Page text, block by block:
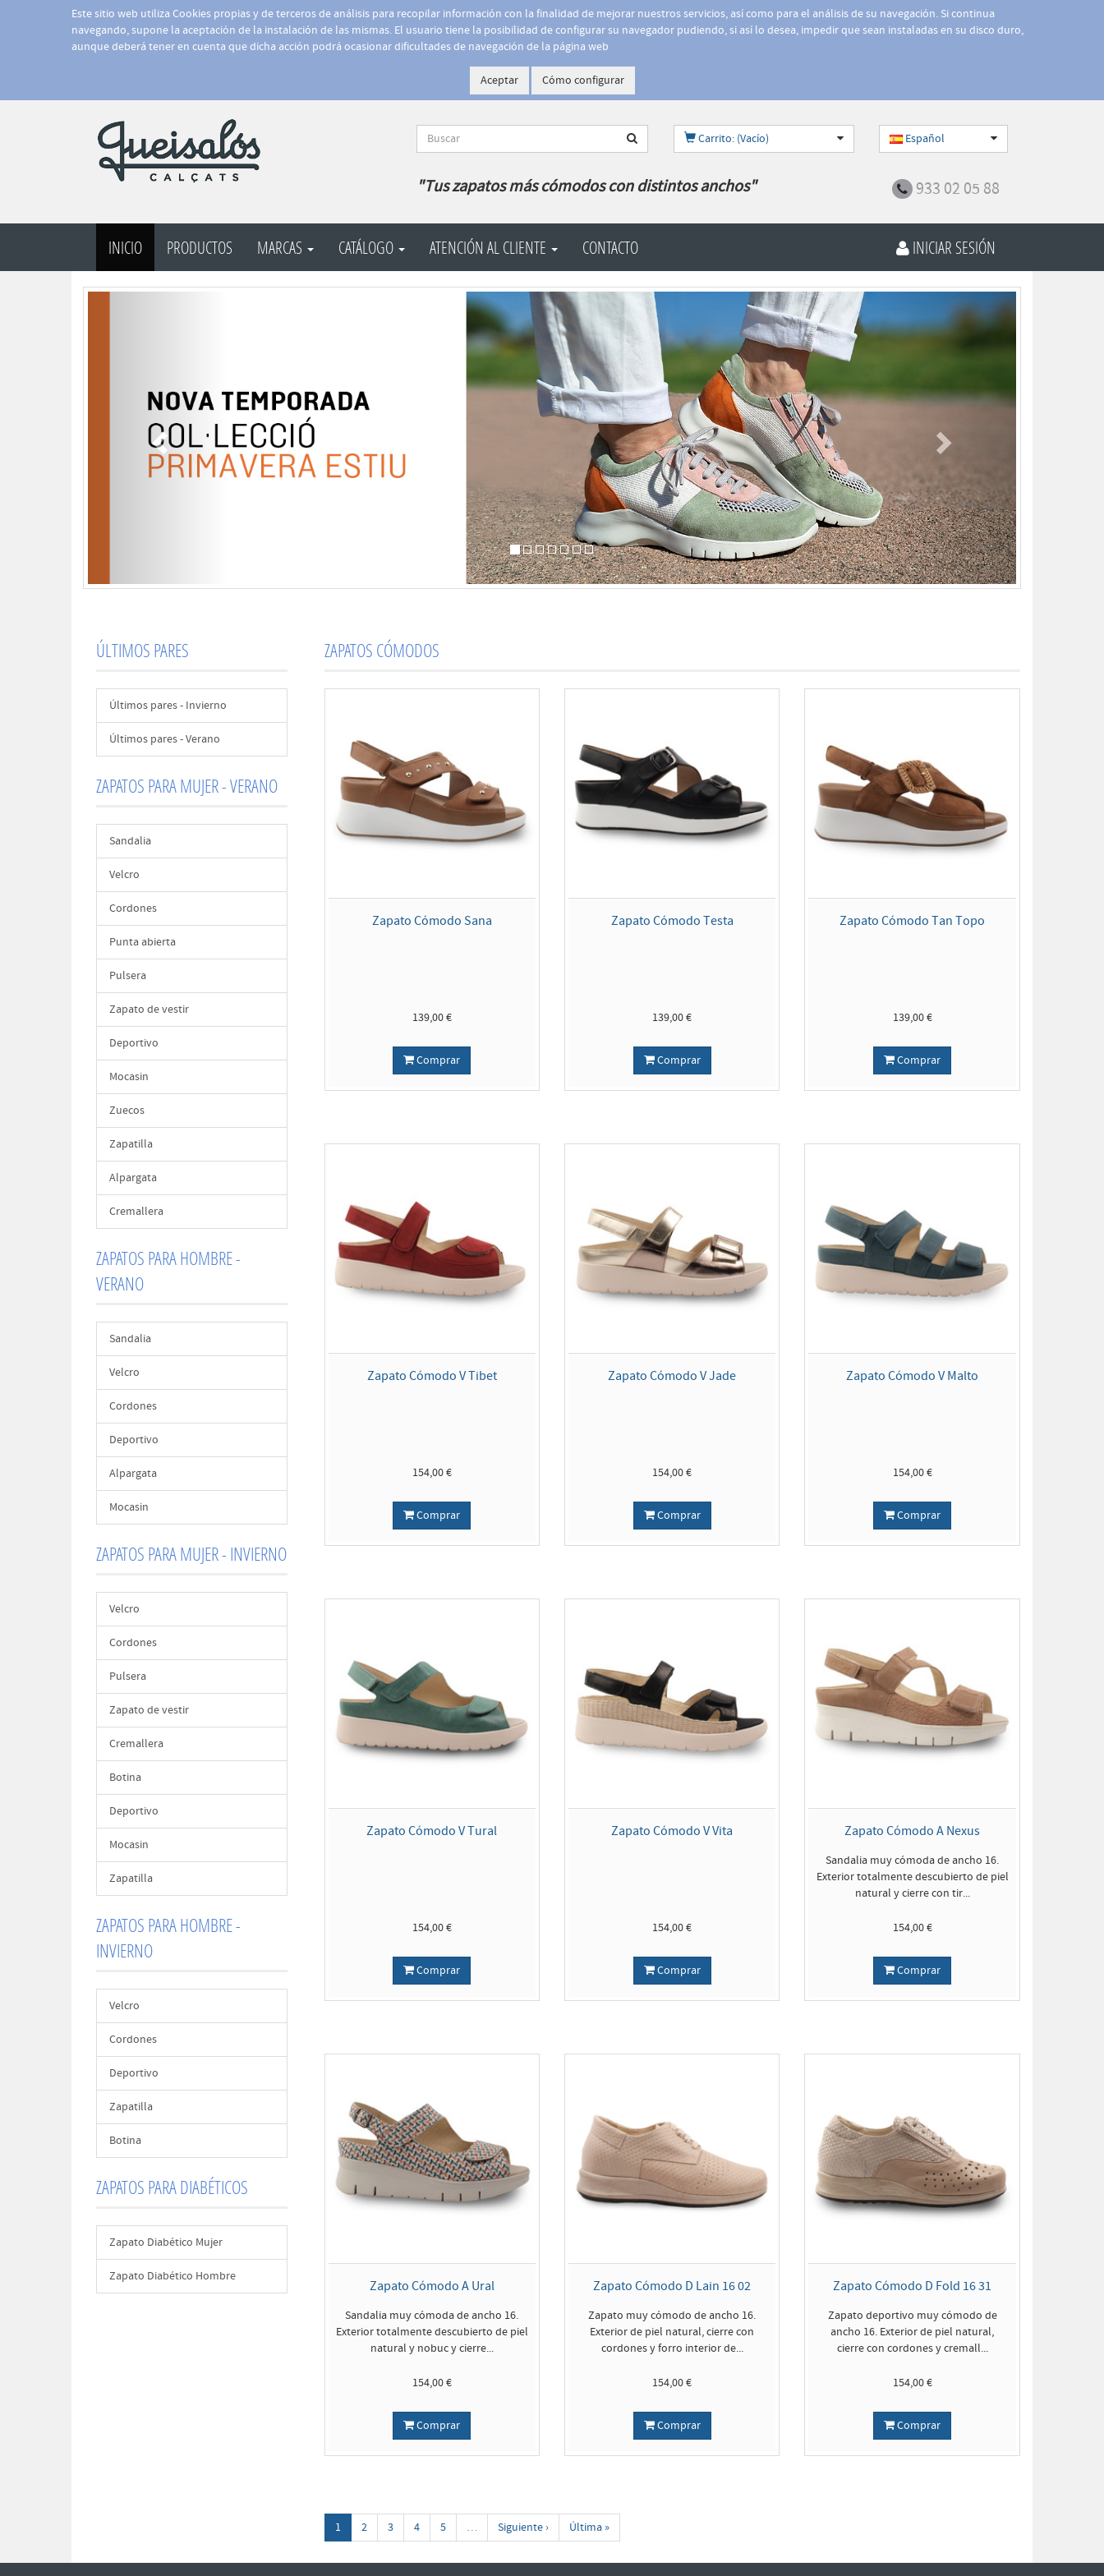
Este sitio web utiliza Cookies propias y de terceros de análisis para recopilar información con la finalidad de mejorar nuestros servicios, así como para el análisis de su navegación. Si continua
navegando, supone la aceptación de la instalación de las mismas. El usuario tiene la posibilidad de configurar su navegador pudiendo, si así lo desea, impedir que sean instaladas en su disco duro,
aunque deberá tener en cuenta que dicha acción podrá ocasionar dificultades de navegación de la página web
Aceptar Cómo configurar
Carrito: (Vacío) Español
"Tus zapatos más cómodos con distintos anchos" 933 02 05 88
INICIO PRODUCTOS MARCAS CATÁLOGO ATENCIÓN AL CLIENTE CONTACTO INICIAR SESIÓN
Siguiente
ÚLTIMOS PARES
Últimos pares - Invierno
Últimos pares - Verano
ZAPATOS PARA MUJER - VERANO
Sandalia
Velcro
Cordones
Punta abierta
Pulsera
Zapato de vestir
Deportivo
Mocasin
Zuecos
Zapatilla
Alpargata
Cremallera
ZAPATOS PARA HOMBRE -
VERANO
Sandalia
Velcro
Cordones
Deportivo
Alpargata
Mocasin
ZAPATOS PARA MUJER - INVIERNO
Velcro
Cordones
Pulsera
Zapato de vestir
Cremallera
Botina
Deportivo
Mocasin
Zapatilla
ZAPATOS PARA HOMBRE -
INVIERNO
Velcro
Cordones
Deportivo
Zapatilla
Botina
ZAPATOS PARA DIABÉTICOS
Zapato Diabético Mujer
Zapato Diabético Hombre
ZAPATOS CÓMODOS
Zapato Cómodo Sana
139,00 €
Comprar
Zapato Cómodo Testa
139,00 €
Comprar
Zapato Cómodo Tan Topo
139,00 €
Comprar
Zapato Cómodo V Tibet
154,00 €
Comprar
Zapato Cómodo V Jade
154,00 €
Comprar
Zapato Cómodo V Malto
154,00 €
Comprar
Zapato Cómodo V Tural
154,00 €
Comprar
Zapato Cómodo V Vita
154,00 €
Comprar
Zapato Cómodo A Nexus
Sandalia muy cómoda de ancho 16.
Exterior totalmente descubierto de piel
natural y cierre con tir...
154,00 €
Comprar
Zapato Cómodo A Ural
Sandalia muy cómoda de ancho 16.
Exterior totalmente descubierto de piel
natural y nobuc y cierre...
154,00 €
Comprar
Zapato Cómodo D Lain 16 02
Zapato muy cómodo de ancho 16.
Exterior de piel natural, cierre con
cordones y forro interior de...
154,00 €
Comprar
Zapato Cómodo D Fold 16 31
Zapato deportivo muy cómodo de
ancho 16. Exterior de piel natural,
cierre con cordones y cremall...
154,00 €
Comprar
1 2 3 4 5 … Siguiente › Última »